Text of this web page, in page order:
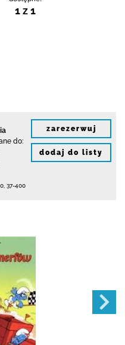
1 z 1
do:
37-400
zarezerwuj
dodaj do listy